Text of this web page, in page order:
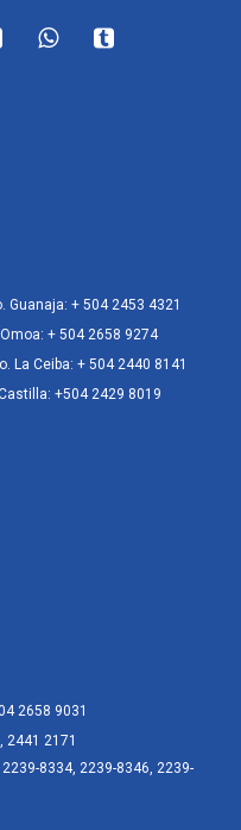
Guanaja: + 504 2453 4321
Omoa: + 504 2658 9274
La Ceiba: + 504 2440 8141
+504 2429 8019
2658 9031
2441 2171
8334, 2239-8346, 2239-